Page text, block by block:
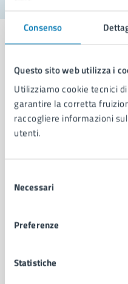
Consenso
Questo sito web utilizza i
Utilizziamo cookie tecnici
garantire la corretta
raccogliere informazioni
utenti.
delNecessari
Preferenze
Statistiche
Comune di
AMMINISTRAZIONE
Aree amministrative
Uffici
Personale amministrativo
Intranet, posta aziendale e